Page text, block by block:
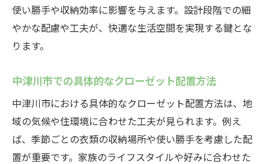
使い勝手や収納効率に影響を与えます。設計段階での細
やかな配慮や工夫が、快適な生活空間を実現する鍵とな
ります。
中津川市での具体的なクローゼット配置方法
中津川市における具体的なクローゼット配置方法は、地
域の気候や住環境に合わせた工夫が見られます。例え
ば、季節ごとの衣類の収納場所や使い勝手を考慮した配
置が重要です。家族のライフスタイルや好みに合わせた